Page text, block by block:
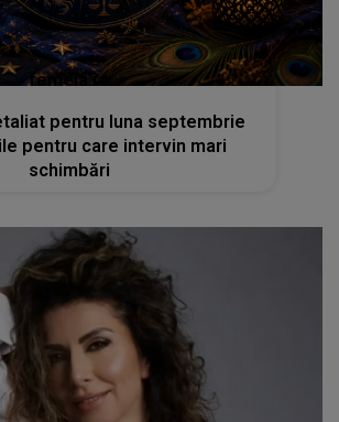
femeia.ro
pentru luna septembrie
pentru care intervin mari
schimbări